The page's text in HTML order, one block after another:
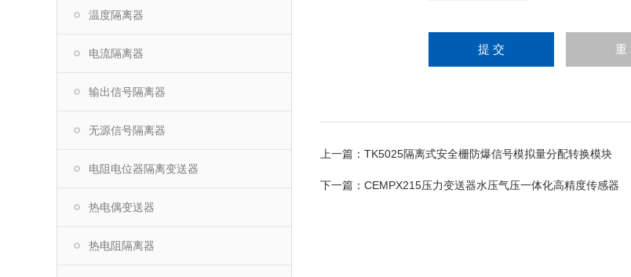
温度隔离器
电流隔离器
输出信号隔离器
无源信号隔离器
电阻电位器隔离变送器
热电偶变送器
热电阻隔离器
上一篇： TK5025隔离式安全栅防爆信号模拟量分配转换模块
下一篇： CEMPX215压力变送器水压气压一体化高精度传感器